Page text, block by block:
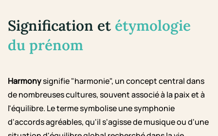
Signification et étymologie
du prénom
Harmonysignifie "harmonie", un concept central dans
de nombreuses cultures, souvent associé à la paix et à
l'équilibre. Le terme symbolise une symphonie
d'accords agréables, qu'il s'agisse de musique ou d'une